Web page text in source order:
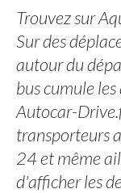
Trouvez sur
Sur des
autour du
bus cumule
Autocar-
transporteurs
24 et même
d'afficher les